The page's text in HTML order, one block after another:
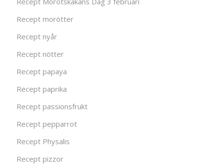
Recept morötter
Recept nyår
Recept nötter
Recept papaya
Recept paprika
Recept passionsfrukt
Recept pepparrot
Recept Physalis
Recept pizzor